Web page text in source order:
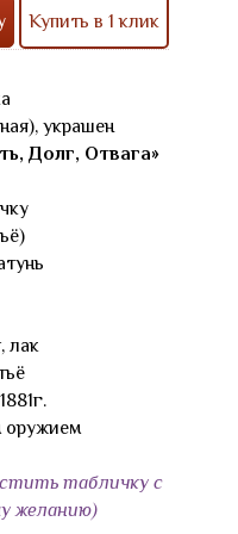
Купить в 1 клик
украшен
Долг, Отвага»
лак
оружием
табличку с
желанию)